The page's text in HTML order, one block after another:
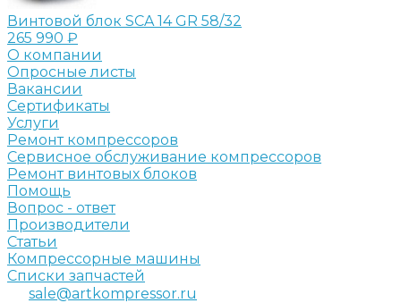
Винтовой блок SCA 14 GR 58/32
265 990 ₽
О компании
Опросные листы
Вакансии
Сертификаты
Услуги
Ремонт компрессоров
Сервисное обслуживание компрессоров
Ремонт винтовых блоков
Помощь
Вопрос - ответ
Производители
Статьи
Компрессорные машины
Списки запчастей
sale@artkompressor.ru